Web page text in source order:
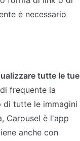
è necessario
tutte le tue
frequente la
di tutte le immagini
Carousel è l'app
anche con